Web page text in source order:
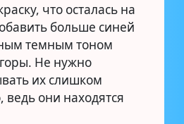
что осталась на
больше синей
темным тоном
Не нужно
их слишком
ведь они находятся